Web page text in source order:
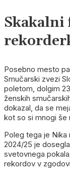
Skakalni
Posebno mesto
Smučarski zvezi
poletom, dolgim
ženskih
dokazal, da se
kot so si mnogi še
Poleg tega je Nika
2024/25 je
svetovnega
rekordov v